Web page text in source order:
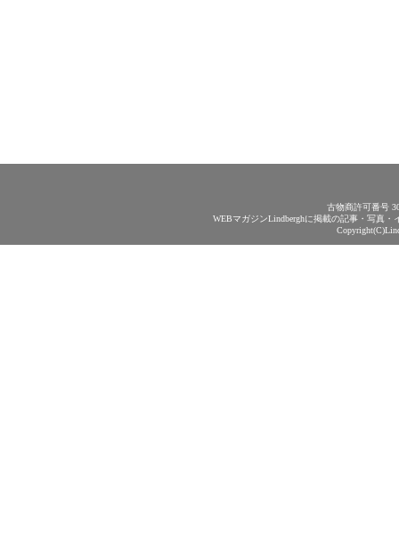
古物商許可番号
WEBマガジンLindberghに掲載の記事・写真